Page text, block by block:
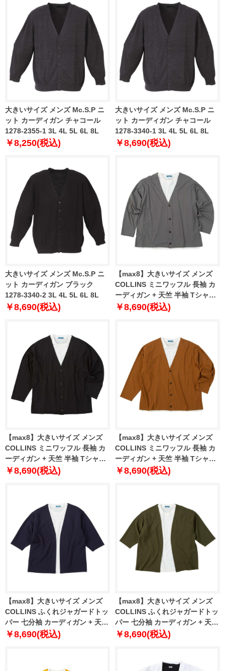
大きいサイズ メンズ Mc.S.P ニ
ット カーディガン チャコール
1278-2355-1 3L 4L 5L 6L 8L
￥8,250(税込)
大きいサイズ メンズ Mc.S.P ニ
ット カーディガン チャコール
1278-3340-1 3L 4L 5L 6L 8L
￥8,690(税込)
大きいサイズ メンズ Mc.S.P ニ
ット カーディガン ブラック
1278-3340-2 3L 4L 5L 6L 8L
￥8,690(税込)
【max8】大きいサイズ メンズ
COLLINS ミニワッフル 長袖 カ
ーディガン + 天竺 半袖 Tシャツ
グレー×ホワイト 1258-5300-1
￥8,690(税込)
【max8】大きいサイズ メンズ
COLLINS ミニワッフル 長袖 カ
ーディガン + 天竺 半袖 Tシャツ
ブラック×ホワイト 1258-5300-2
￥8,690(税込)
【max8】大きいサイズ メンズ
COLLINS ミニワッフル 長袖 カ
ーディガン + 天竺 半袖 Tシャツ
ブラウン×ホワイト 1258-5300-3
￥8,690(税込)
【max8】大きいサイズ メンズ
COLLINS ふくれジャガードトッ
パー 七分袖 カーディガン + 天竺
半袖 Tシャツ ネイビー×ホワイト
￥8,690(税込)
【max8】大きいサイズ メンズ
COLLINS ふくれジャガードトッ
パー 七分袖 カーディガン + 天竺
半袖 Tシャツ カーキ×ホワイト
￥8,690(税込)